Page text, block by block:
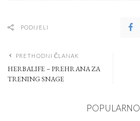
PODIJELI
PRETHODNI ČLANAK
HERBALIFE – PREHRANA ZA
TRENING SNAGE
POPULARNO